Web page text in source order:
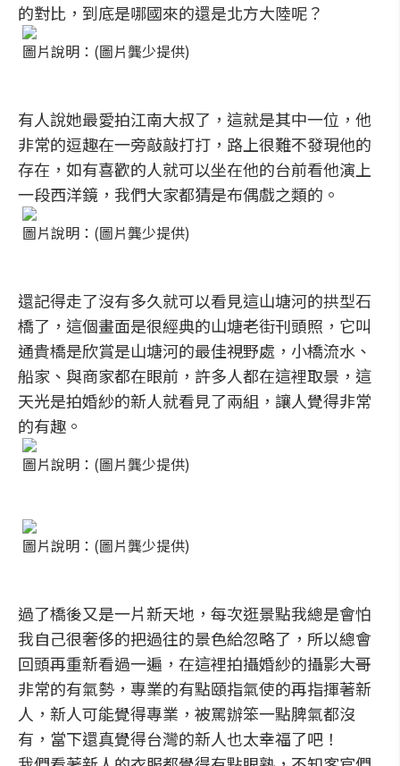
的對比，到底是哪國來的還是北方大陸呢？
圖片說明：(圖片龔少提供)
有人說她最愛拍江南大叔了，這就是其中一位，他
非常的逗趣在一旁敲敲打打，路上很難不發現他的
存在，如有喜歡的人就可以坐在他的台前看他演上
一段西洋鏡，我們大家都猜是布偶戲之類的。
圖片說明：(圖片龔少提供)
還記得走了沒有多久就可以看見這山塘河的拱型石
橋了，這個畫面是很經典的山塘老街刊頭照，它叫
通貴橋是欣賞是山塘河的最佳視野處，小橋流水、
船家、與商家都在眼前，許多人都在這裡取景，這
天光是拍婚紗的新人就看見了兩組，讓人覺得非常
的有趣。
圖片說明：(圖片龔少提供)
圖片說明：(圖片龔少提供)
過了橋後又是一片新天地，每次逛景點我總是會怕
我自己很奢侈的把過往的景色給忽略了，所以總會
回頭再重新看過一遍，在這裡拍攝婚紗的攝影大哥
非常的有氣勢，專業的有點頤指氣使的再指揮著新
人，新人可能覺得專業，被罵辦笨一點脾氣都沒
有，當下還真覺得台灣的新人也太幸福了吧！